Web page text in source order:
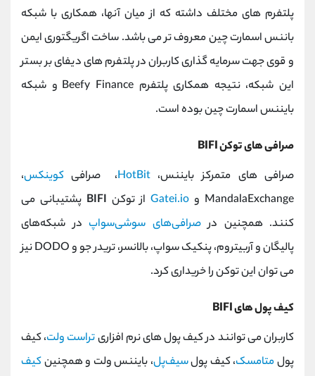
پلتفرم های مختلف داشته که از میان آنها، همکاری با شبکه
باننس اسمارت چین معروف تر می باشد. ساخت اگریگتوری ایمن
و قوی جهت سرمایه گذاری کاربران در پلتفرم های دیفای بر بستر
این شبکه، نتیجه همکاری پلتفرم Beefy Finance و شبکه
بایننس اسمارت چین بوده است.
صرافی های توکن BIFI
صرافی های متمرکز بایننس،HotBit، صرافی کوینکس،
MandalaExchange و
Gatei.ioاز توکن BIFI پشتیبانی می
کنند. همچنین درصرافی‌های سوشی‌سواپ در شبکه‌های
پالیگان و آربیتروم، پنکیک سواپ، بالانسر، تریدر جو و DODO نیز
می توان این توکن را خریداری کرد.
کیف پول های BIFI
کاربران می توانند در کیف پول های نرم افزاریتراست ولت، کیف
پولمتامسک، کیف پولسیف‌پل، بایننس ولت و همچنینکیف